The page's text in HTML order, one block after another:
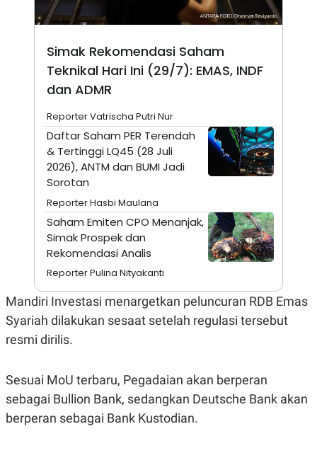
KANAL
P
U
S
T
T
A
I
M
A
E
K
O
L
I
Simak Rekomendasi Saham
Teknikal Hari Ini (29/7): EMAS, INDF
dan ADMR
Reporter Vatrischa Putri Nur
Daftar Saham PER Terendah
& Tertinggi LQ45 (28 Juli
2026), ANTM dan BUMI Jadi
Sorotan
Reporter Hasbi Maulana
Saham Emiten CPO Menanjak,
Simak Prospek dan
Rekomendasi Analis
Reporter Pulina Nityakanti
Mandiri Investasi menargetkan peluncuran RDB Emas
Syariah dilakukan sesaat setelah regulasi tersebut
resmi dirilis.
Sesuai MoU terbaru, Pegadaian akan berperan
sebagai Bullion Bank, sedangkan Deutsche Bank akan
berperan sebagai Bank Kustodian.